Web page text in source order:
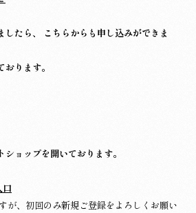
したら、 こちらからも申し込みができま
ります。
ョップを開いております。
初回のみ新規ご登録をよろしくお願い